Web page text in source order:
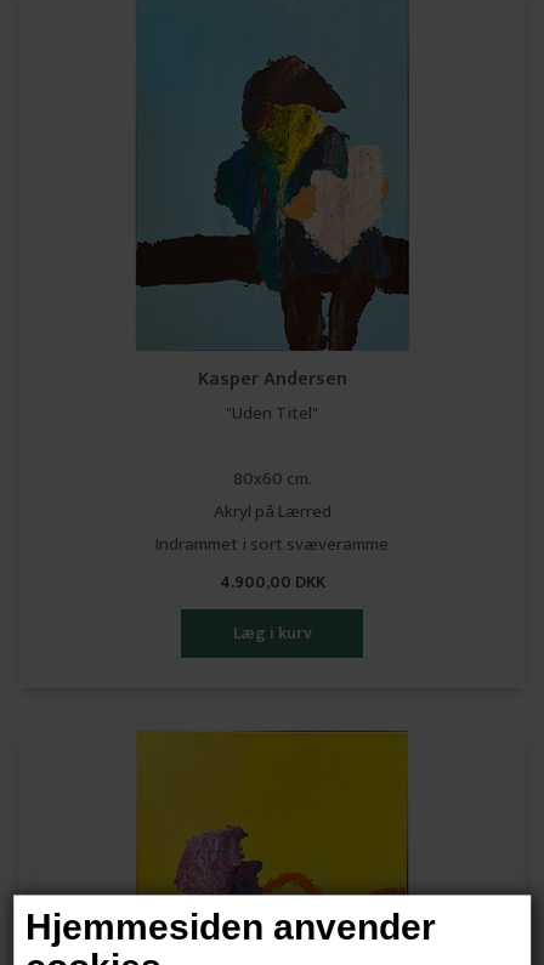
Hjemmesiden anvender
Kasper Andersen
"Uden Titel"
80x60 cm.
Akryl på Lærred
Indrammet i sort svæveramme
4.900,00 DKK